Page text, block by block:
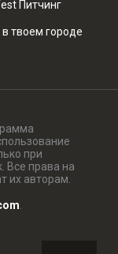
Питчинг
твоем городе
при
Все права на
их авторам.